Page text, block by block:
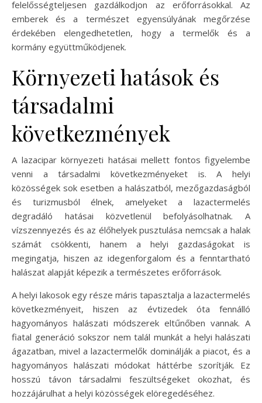
felelősségteljesen gazdálkodjon az erőforrásokkal. Az
emberek és a természet egyensúlyának megőrzése
érdekében elengedhetetlen, hogy a termelők és a
kormány együttműködjenek.
Környezeti hatások és
társadalmi
következmények
A lazacipar környezeti hatásai mellett fontos figyelembe
venni a társadalmi következményeket is. A helyi
közösségek sok esetben a halászatból, mezőgazdaságból
és turizmusból élnek, amelyeket a lazactermelés
degradáló hatásai közvetlenül befolyásolhatnak. A
vízszennyezés és az élőhelyek pusztulása nemcsak a halak
számát csökkenti, hanem a helyi gazdaságokat is
megingatja, hiszen az idegenforgalom és a fenntartható
halászat alapját képezik a természetes erőforrások.
A helyi lakosok egy része máris tapasztalja a lazactermelés
következményeit, hiszen az évtizedek óta fennálló
hagyományos halászati módszerek eltűnőben vannak. A
fiatal generáció sokszor nem talál munkát a helyi halászati
ágazatban, mivel a lazactermelők dominálják a piacot, és a
hagyományos halászati módokat háttérbe szorítják. Ez
hosszú távon társadalmi feszültségeket okozhat, és
hozzájárulhat a helyi közösségek elöregedéséhez.